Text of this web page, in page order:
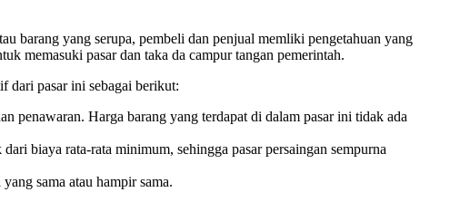
barang yang serupa, pembeli dan penjual memliki pengetahuan yang
memasuki pasar dan taka da campur tangan pemerintah.
dari pasar ini sebagai berikut:
penawaran. Harga barang yang terdapat di dalam pasar ini tidak ada
biaya rata-rata minimum, sehingga pasar persaingan sempurna
sama atau hampir sama.